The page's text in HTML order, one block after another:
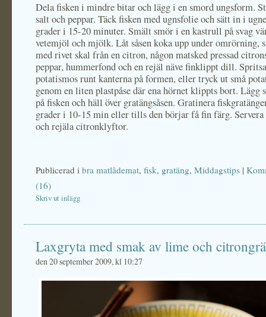
Dela fisken i mindre bitar och lägg i en smord ungsform.
salt och peppar. Täck fisken med ugnsfolie och sätt in i
grader i 15-20 minuter. Smält smör i en kastrull på svag
vetemjöl och mjölk. Låt såsen koka upp under omrörning,
med rivet skal från en citron, någon matsked pressad
peppar, hummerfond och en rejäl näve finklippt dill.
potatismos runt kanterna på formen, eller tryck ut små
genom en liten plastpåse där ena hörnet klippts bort. Lägg
på fisken och häll över gratängsåsen. Gratinera
grader i 10-15 min eller tills den börjar få fin färg. Servera
och rejäla citronklyftor.
Publicerad i bra matlådemat, fisk, gratäng, Middagstips |
(16)
Skriv ut inlägg
Laxgryta med smak av lime och
den 20 september 2009, kl 10:27